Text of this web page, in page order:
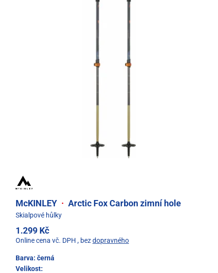
McKINLEY · Arctic Fox Carbon zimní hole
Skialpové hůlky
1.299 Kč
Online cena vč. DPH , bezdopravného
Barva: černá
Velikost: